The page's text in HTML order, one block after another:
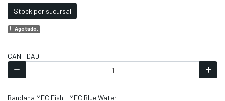
Stock por sucursal
Agotado.
CANTIDAD
Bandana MFC Fish - MFC Blue Water